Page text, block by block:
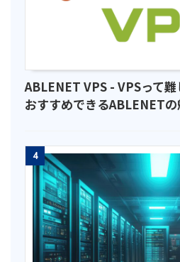
ABLENET VPS - VPSって
おすすめできるABLENET
4